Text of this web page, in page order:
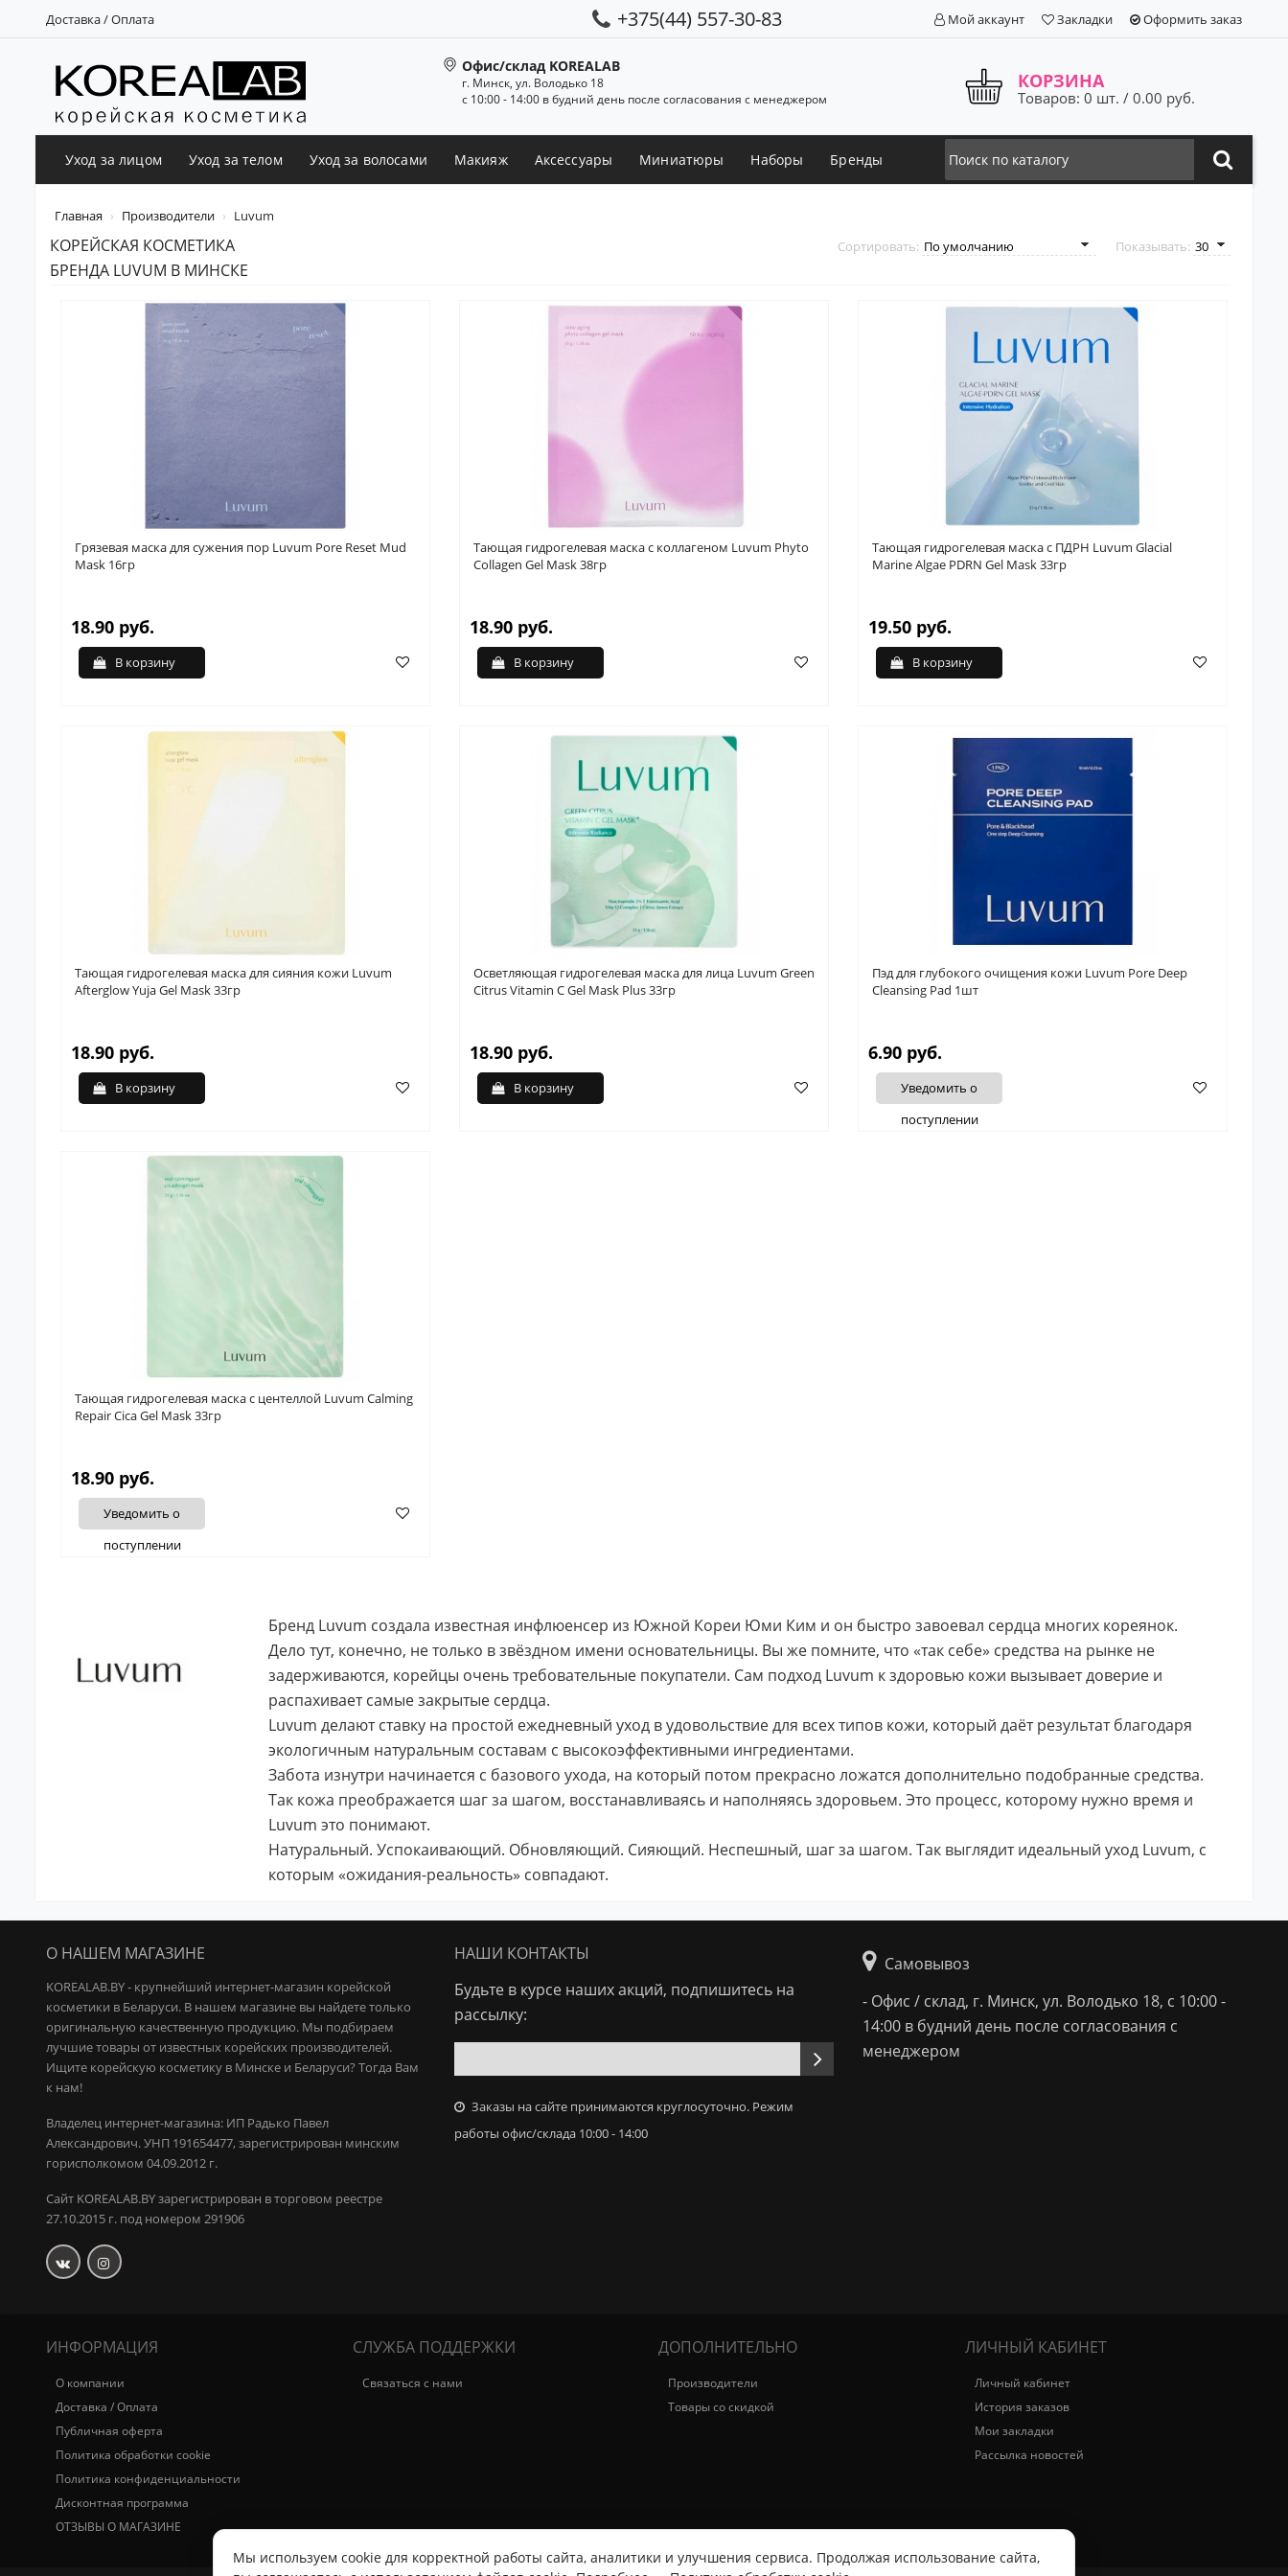
Доставка / Оплата +375(44) 557-30-83 Мой аккаунт Закладки Оформить заказ
Офис/склад KOREALAB
г. Минск, ул. Володько 18
с 10:00 - 14:00 в будний день после согласования с менеджером
КОРЗИНА
Товаров: 0 шт. / 0.00 руб.
Уход за лицом Уход за телом Уход за волосами Макияж Аксессуары Миниатюры Наборы Бренды
Главная Производители Luvum
КОРЕЙСКАЯ КОСМЕТИКА
БРЕНДА LUVUM В МИНСКЕ
Показывать:
Сортировать:
Грязевая маска для сужения пор Luvum Pore Reset Mud
Mask 16гр
18.90 руб.
В корзину
Тающая гидрогелевая маска с коллагеном Luvum Phyto
Collagen Gel Mask 38гр
18.90 руб.
В корзину
Тающая гидрогелевая маска с ПДРН Luvum Glacial
Marine Algae PDRN Gel Mask 33гр
19.50 руб.
В корзину
Тающая гидрогелевая маска для сияния кожи Luvum
Afterglow Yuja Gel Mask 33гр
18.90 руб.
В корзину
Осветляющая гидрогелевая маска для лица Luvum Green
Citrus Vitamin C Gel Mask Plus 33гр
18.90 руб.
В корзину
Пэд для глубокого очищения кожи Luvum Pore Deep
Cleansing Pad 1шт
6.90 руб.
Уведомить о
поступлении
Тающая гидрогелевая маска с центеллой Luvum Calming
Repair Cica Gel Mask 33гр
18.90 руб.
Уведомить о
поступлении
Бренд Luvum создала известная инфлюенсер из Южной Кореи Юми Ким и он быстро завоевал сердца многих кореянок.
Дело тут, конечно, не только в звёздном имени основательницы. Вы же помните, что «так себе» средства на рынке не
задерживаются, корейцы очень требовательные покупатели. Сам подход Luvum к здоровью кожи вызывает доверие и
распахивает самые закрытые сердца.
Luvum делают ставку на простой ежедневный уход в удовольствие для всех типов кожи, который даёт результат благодаря
экологичным натуральным составам с высокоэффективными ингредиентами.
Забота изнутри начинается с базового ухода, на который потом прекрасно ложатся дополнительно подобранные средства.
Так кожа преображается шаг за шагом, восстанавливаясь и наполняясь здоровьем. Это процесс, которому нужно время и
Luvum это понимают.
Натуральный. Успокаивающий. Обновляющий. Сияющий. Неспешный, шаг за шагом. Так выглядит идеальный уход Luvum, с
которым «ожидания-реальность» совпадают.
О НАШЕМ МАГАЗИНЕ
KOREALAB.BY - крупнейший интернет-магазин корейской
косметики в Беларуси. В нашем магазине вы найдете только
оригинальную качественную продукцию. Мы подбираем
лучшие товары от известных корейских производителей.
Ищите корейскую косметику в Минске и Беларуси? Тогда Вам
к нам!
Владелец интернет-магазина: ИП Радько Павел
Александрович.УНП 191654477, зарегистрирован минским
горисполкомом 04.09.2012 г.
Сайт KOREALAB.BY зарегистрирован в торговом реестре
27.10.2015 г. под номером 291906
НАШИ КОНТАКТЫ
Будьте в курсе наших акций, подпишитесь на
рассылку:
Заказы на сайте принимаются круглосуточно. Режим
работы офис/склада 10:00 - 14:00
Самовывоз
- Офис / склад, г. Минск, ул. Володько 18, с 10:00 -
14:00 в будний день после согласования с
менеджером
ИНФОРМАЦИЯ
О компании
Доставка / Оплата
Публичная оферта
Политика обработки cookie
Политика конфиденциальности
Дисконтная программа
ОТЗЫВЫ О МАГАЗИНЕ
СЛУЖБА ПОДДЕРЖКИ
Связаться с нами
ДОПОЛНИТЕЛЬНО
Производители
Товары со скидкой
ЛИЧНЫЙ КАБИНЕТ
Личный кабинет
История заказов
Мои закладки
Рассылка новостей
Мы используем cookie для корректной работы сайта, аналитики и улучшения сервиса. Продолжая использование сайта,